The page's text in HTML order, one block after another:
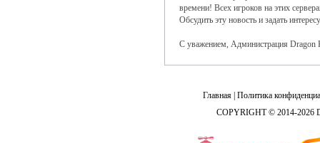
времени! Всех игроков на этих
Обсудить эту новость и задать
С уважением, Администрация Dragon
Главная Политика
COPYRIGHT © 2014-2026